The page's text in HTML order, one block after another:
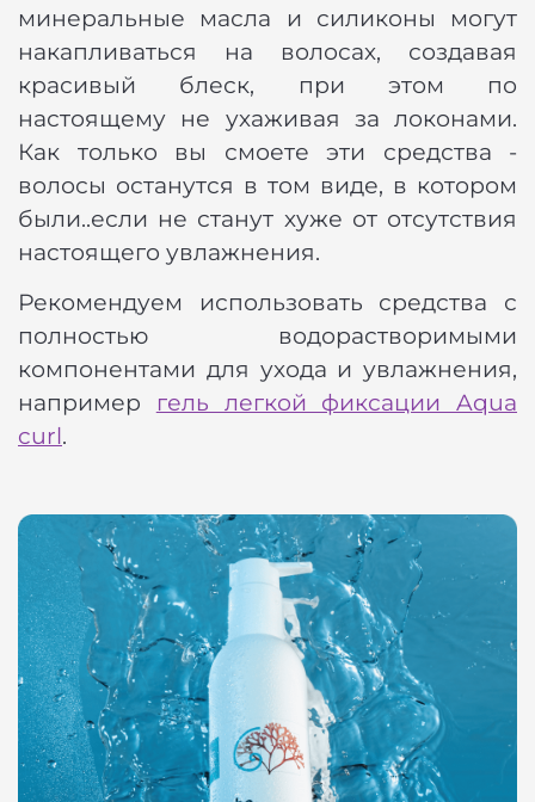
минеральные масла и силиконы могут
накапливаться на волосах, создавая
красивый блеск, при этом по
настоящему не ухаживая за локонами.
Как только вы смоете эти средства -
волосы останутся в том виде, в котором
были..если не станут хуже от отсутствия
настоящего увлажнения.
Рекомендуем использовать средства с
полностью водорастворимыми
компонентами для ухода и увлажнения,
например гель легкой фиксации Aqua
curl.